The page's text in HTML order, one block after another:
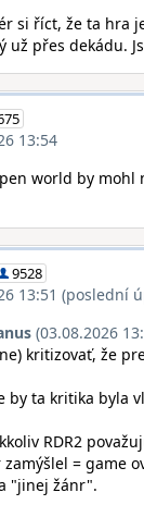
si říct, že ta hra
už přes dekádu.
13:54
world by mohl
9528
13:51 (poslední
(03.08.2026
kritizovať, že
by ta kritika byla
RDR2
= game
"jinej žánr".